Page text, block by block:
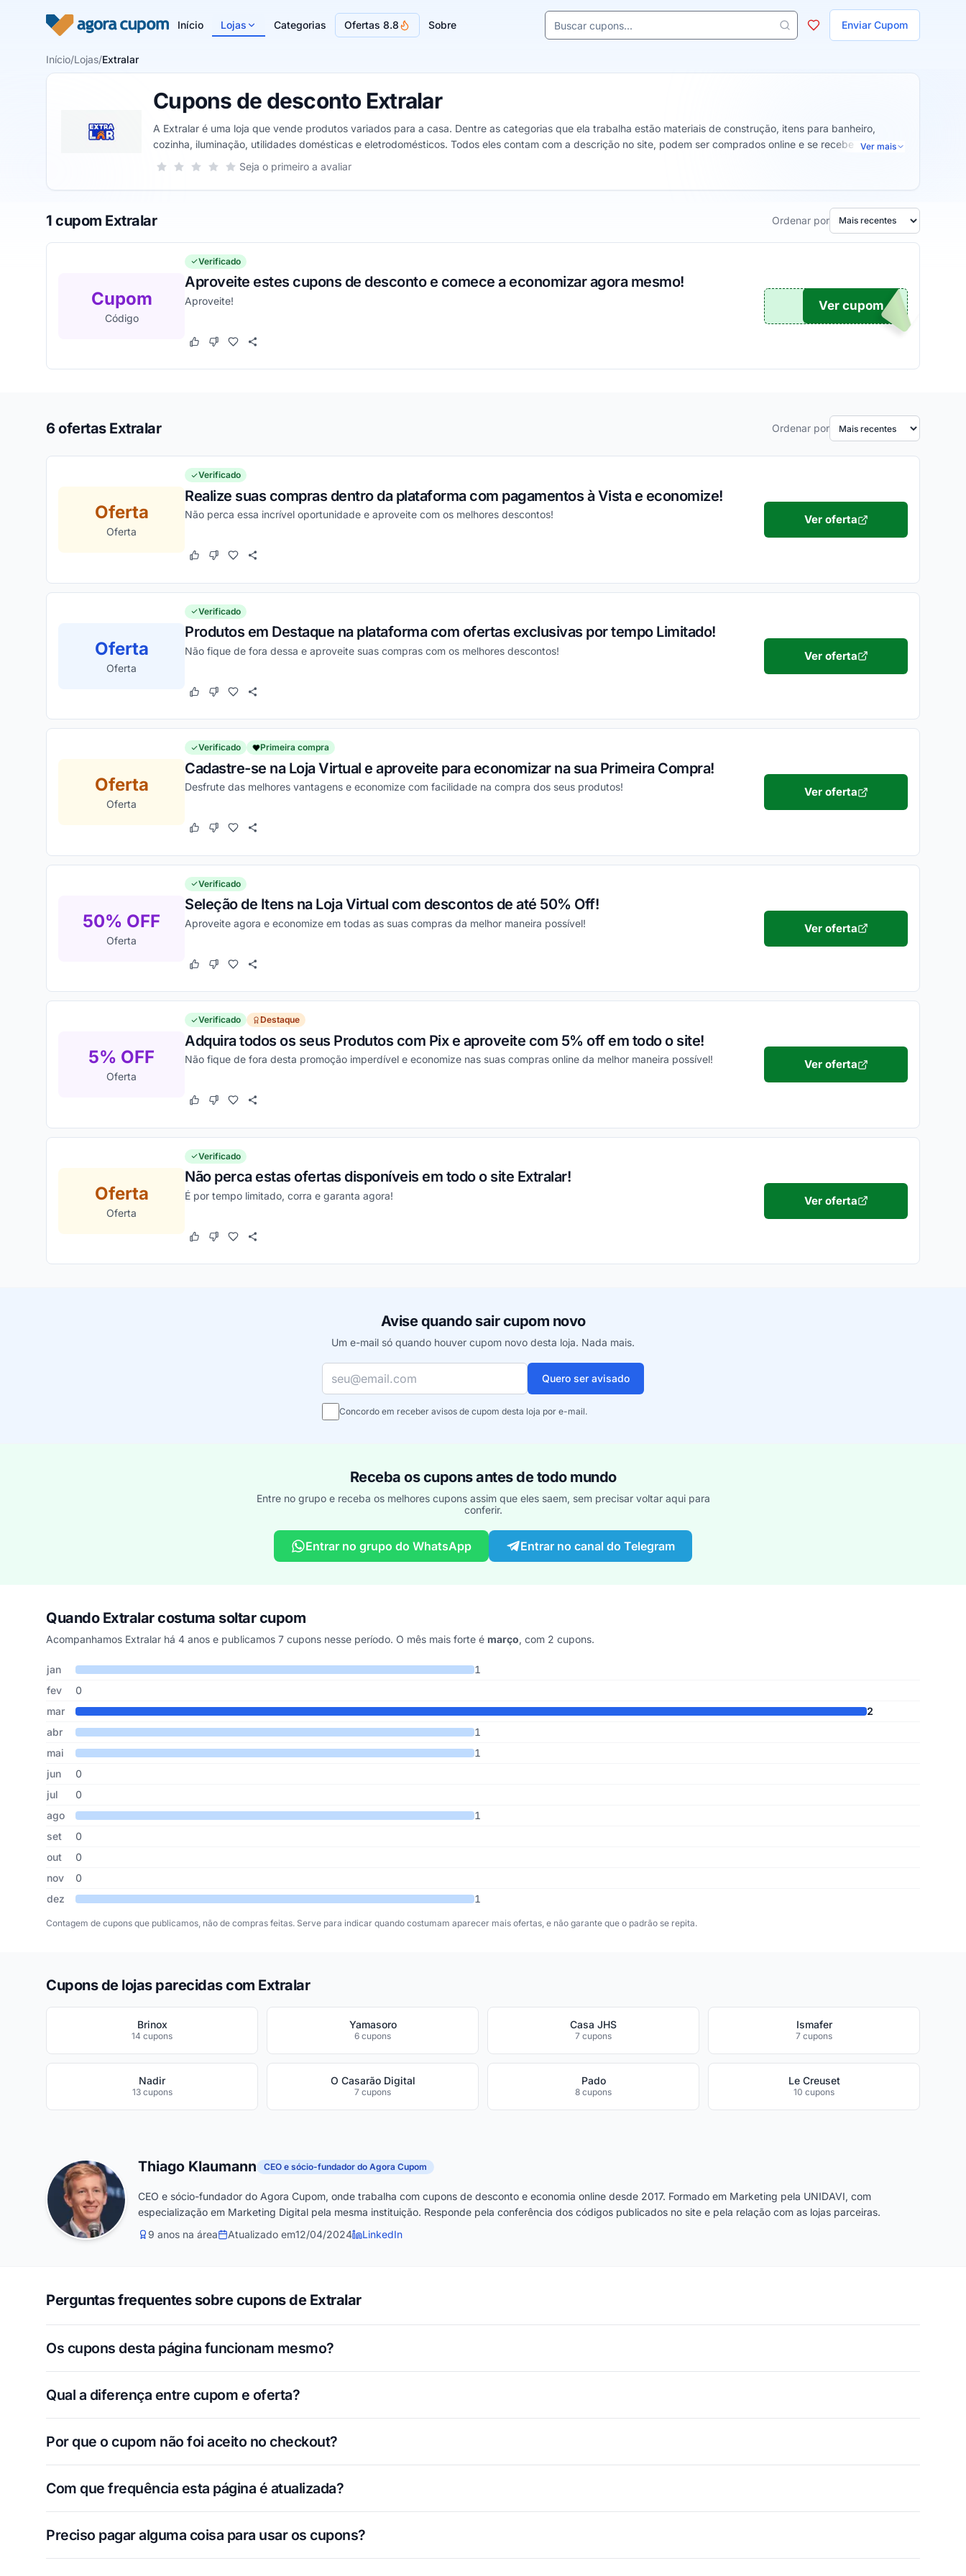
Início Lojas Categorias Ofertas 8.8 Sobre Enviar Cupom
Buscar cupons e lojas
Início/Lojas/Extralar
Cupons de desconto Extralar
A Extralar é uma loja que vende produtos variados para a casa. Dentre as categorias que ela trabalha estão materiais de construção, itens para banheiro,
cozinha, iluminação, utilidades domésticas e eletrodomésticos. Todos eles contam com a descrição no site, podem ser comprados online e se recebe no
endereço cadastrado.
Ver mais
Sua nota para Extralar, de 1 a 5 estrelas
5 estrelas
4 estrelas
3 estrelas
2 estrelas
1 estrela Seja o primeiro a avaliar
1 cupom Extralar Ordenar por
Cupom
Código
Verificado
Aproveite estes cupons de desconto e comece a economizar agora mesmo!
Aproveite!
Este cupom funcionou
Este cupom não funcionou
TICO
Ver cupom
6 ofertas Extralar Ordenar por
Oferta
Oferta
Verificado
Realize suas compras dentro da plataforma com pagamentos à Vista e economize!
Não perca essa incrível oportunidade e aproveite com os melhores descontos!
Este cupom funcionou
Este cupom não funcionou
Ver oferta
Oferta
Oferta
Verificado
Produtos em Destaque na plataforma com ofertas exclusivas por tempo Limitado!
Não fique de fora dessa e aproveite suas compras com os melhores descontos!
Este cupom funcionou
Este cupom não funcionou
Ver oferta
Oferta
Oferta
Verificado Primeira compra
Cadastre-se na Loja Virtual e aproveite para economizar na sua Primeira Compra!
Desfrute das melhores vantagens e economize com facilidade na compra dos seus produtos!
Este cupom funcionou
Este cupom não funcionou
Ver oferta
50% OFF
Oferta
Verificado
Seleção de Itens na Loja Virtual com descontos de até 50% Off!
Aproveite agora e economize em todas as suas compras da melhor maneira possível!
Este cupom funcionou
Este cupom não funcionou
Ver oferta
5% OFF
Oferta
Verificado Destaque
Adquira todos os seus Produtos com Pix e aproveite com 5% off em todo o site!
Não fique de fora desta promoção imperdível e economize nas suas compras online da melhor maneira possível!
Este cupom funcionou
Este cupom não funcionou
Ver oferta
Oferta
Oferta
Verificado
Não perca estas ofertas disponíveis em todo o site Extralar!
É por tempo limitado, corra e garanta agora!
Este cupom funcionou
Este cupom não funcionou
Ver oferta
Avise quando sair cupom novo
Um e-mail só quando houver cupom novo desta loja. Nada mais.
Quero ser avisado
Concordo em receber avisos de cupom desta loja por e-mail.
Receba os cupons antes de todo mundo
Entre no grupo e receba os melhores cupons assim que eles saem, sem precisar voltar aqui para
conferir.
Entrar no grupo do WhatsApp Entrar no canal do Telegram
Quando Extralar costuma soltar cupom
Acompanhamos Extralar há 4 anos e publicamos 7 cupons nesse período. O mês mais forte é março, com 2 cupons.
Cupons de Extralar publicados por mês, somando os últimos 4 anos
Mês Cupons publicadosDesconto médio
jan
1
fev
0
mar
2
abr
1
mai
1
jun
0
jul
0
ago
1
set
0
out
0
nov
0
dez
1
Contagem de cupons que publicamos, não de compras feitas. Serve para indicar quando costumam aparecer mais ofertas, e não garante que o padrão se repita.
Cupons de lojas parecidas com Extralar
Brinox
14 cupons
Yamasoro
6 cupons
Casa JHS
7 cupons
Ismafer
7 cupons
Nadir
13 cupons
O Casarão Digital
7 cupons
Pado
8 cupons
Le Creuset
10 cupons
Thiago Klaumann CEO e sócio-fundador do Agora Cupom
CEO e sócio-fundador do Agora Cupom, onde trabalha com cupons de desconto e economia online desde 2017. Formado em Marketing pela UNIDAVI, com
especialização em Marketing Digital pela mesma instituição. Responde pela conferência dos códigos publicados no site e pela relação com as lojas parceiras.
9 anos na área
Atualizado em12/04/2024 LinkedIn
Perguntas frequentes sobre cupons de Extralar
Os cupons desta página funcionam mesmo?
Qual a diferença entre cupom e oferta?
Por que o cupom não foi aceito no checkout?
Com que frequência esta página é atualizada?
Preciso pagar alguma coisa para usar os cupons?